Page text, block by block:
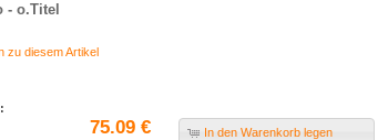
- o.Titel
zu diesem Artikel
75.09 € In den Warenkorb legen